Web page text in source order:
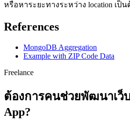
หรือหาระยะทางระหว่าง location เป็น
References
MongoDB Aggregation
Example with ZIP Code Data
Freelance
ต้องการคนช่วยพัฒนาเว็
App?